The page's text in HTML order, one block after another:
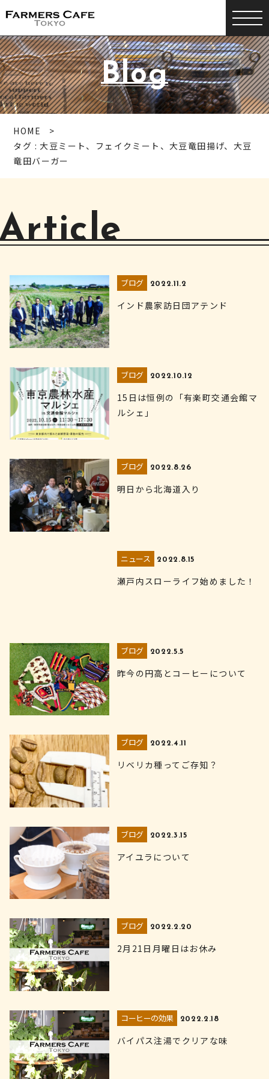
Blog
HOME
タグ : 大豆ミート、フェイクミート、大豆竜田揚げ、大豆
竜田バーガー
ブログ 2022.11.2
インド農家訪日団アテンド
ブログ 2022.10.12
15日は恒例の「有楽町交通会館マ
ルシェ」
ブログ 2022.8.26
明日から北海道入り
ニュース 2022.8.15
瀬戸内スローライフ始めました！
ブログ 2022.5.5
昨今の円高とコーヒーについて
ブログ 2022.4.11
リベリカ種ってご存知？
ブログ 2022.3.15
アイユラについて
ブログ 2022.2.20
2月21日月曜日はお休み
コーヒーの効果 2022.2.18
バイパス注湯でクリアな味